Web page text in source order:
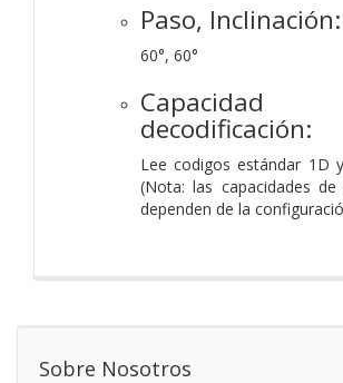
Paso, Inclinación:
60°, 60°
decodificación:
Lee codigos estándar 1D
(Nota: las capacidades de
dependen de la
Sobre Nosotros